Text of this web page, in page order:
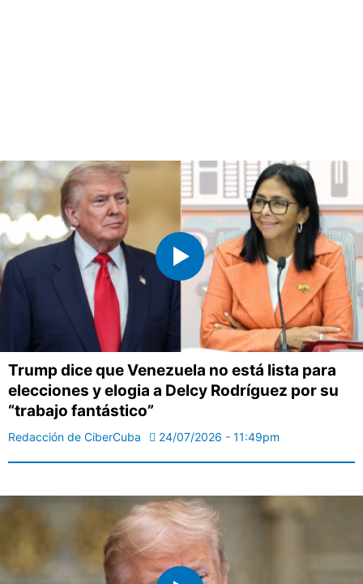
Trump dice que Venezuela no está lista para
elecciones y elogia a Delcy Rodríguez por su
“trabajo fantástico”
Redacción de CiberCuba 24/07/2026 - 11:49pm